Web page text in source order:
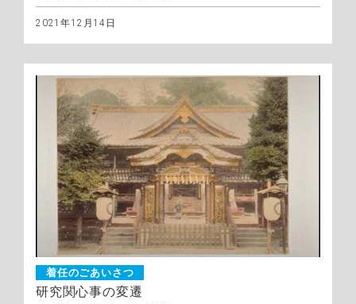
2021年12月14日
着任のごあいさつ
研究関心事の変遷